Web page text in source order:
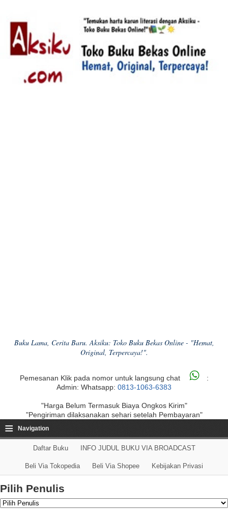
Buku Lama, Cerita Baru. Aksiku: Toko Buku Bekas Online - "Hemat,
Original, Terpercaya!".
Pemesanan Klik pada nomor untuk langsung chat
:
Admin: Whatsapp: 0813-1063-6383
"Harga Belum Termasuk Biaya Ongkos Kirim"
"Pengiriman dilaksanakan sehari setelah Pembayaran"
≡ Navigation
Daftar Buku INFO JUDUL BUKU VIA BROADCAST
Beli Via Tokopedia Beli Via Shopee Kebijakan Privasi
Pilih Penulis